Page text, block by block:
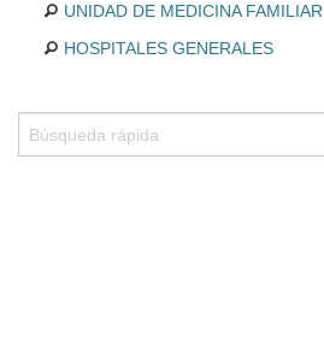
UNIDAD DE MEDICINA FAMILIAR
HOSPITALES GENERALES